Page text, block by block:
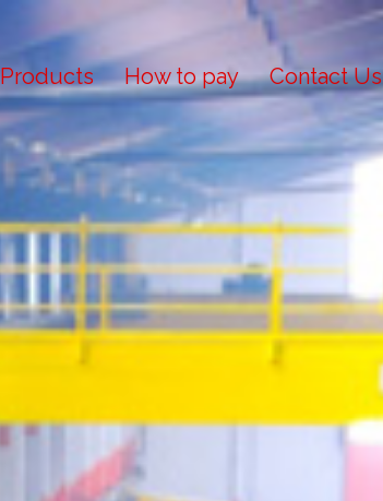
Products How to pay Contact Us